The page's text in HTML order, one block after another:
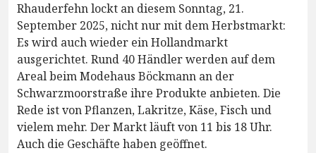
Rhauderfehn lockt an diesem Sonntag, 21.
September 2025, nicht nur mit dem Herbstmarkt:
Es wird auch wieder ein Hollandmarkt
ausgerichtet. Rund 40 Händler werden auf dem
Areal beim Modehaus Böckmann an der
Schwarzmoorstraße ihre Produkte anbieten. Die
Rede ist von Pflanzen, Lakritze, Käse, Fisch und
vielem mehr. Der Markt läuft von 11 bis 18 Uhr.
Auch die Geschäfte haben geöffnet.